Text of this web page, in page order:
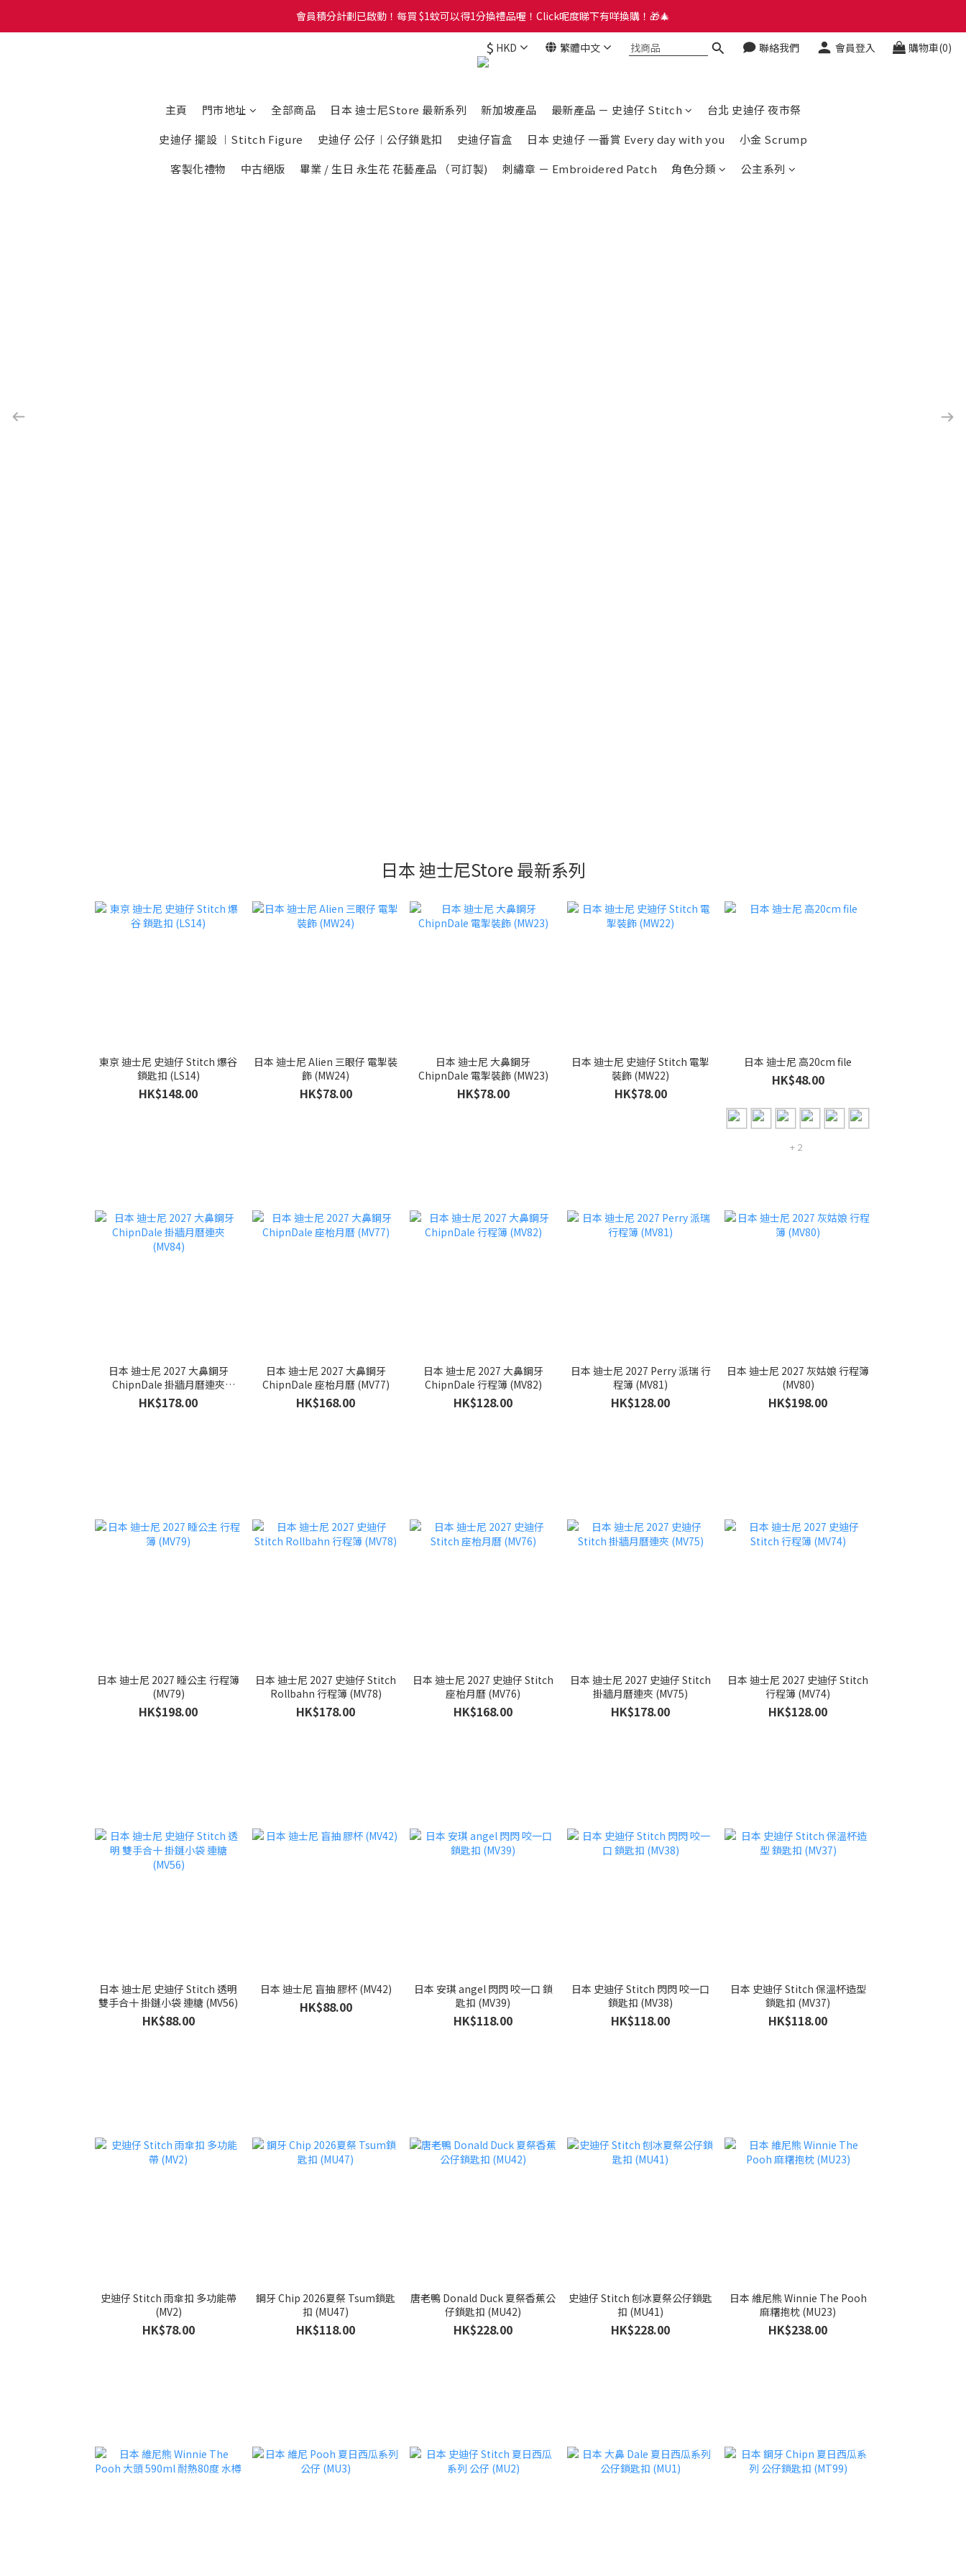
會員積分計劃已啟動！每買 $1蚊可以得1分換禮品喔！Click呢度睇下有咩換購！🎁🎄
會員積分計劃已啟動！每買 $1蚊可以得1分換禮品喔！Click呢度睇下有咩換購！🎁🎄
我地有Whatsapp Group，歡迎加入Whatsapp Group睇最新資訊及落單呀。Click呢度直接入Whatsapp Group
$ HKD 繁體中文 聯絡我們 會員登入 購物車(0)
主頁 門市地址 全部商品 日本 迪士尼Store 最新系列 新加坡產品 最新產品 － 史迪仔 Stitch
台北 史迪仔 夜市祭
史迪仔 擺設 ︱Stitch Figure
史迪仔 公仔︱公仔鎖匙扣 史迪仔盲盒 日本 史迪仔 一番賞 Every day with you
小金 Scrump
客製化禮物
中古絕版 畢業 / 生日 永生花 花藝產品 （可訂製) 刺繡章 － Embroidered Patch 角色分類 公主系列
日本 迪士尼Store 最新系列
東京 迪士尼 史迪仔 Stitch 爆谷
鎖匙扣 (LS14)
HK$148.00
日本 迪士尼 Alien 三眼仔 電掣裝
飾 (MW24)
HK$78.00
日本 迪士尼 大鼻鋼牙
ChipnDale 電掣裝飾 (MW23)
HK$78.00
日本 迪士尼 史迪仔 Stitch 電掣
裝飾 (MW22)
HK$78.00
日本 迪士尼 高20cm file
HK$48.00
+ 2
日本 迪士尼 2027 大鼻鋼牙
ChipnDale 掛牆月曆連夾
(MV84)
HK$178.00
日本 迪士尼 2027 大鼻鋼牙
ChipnDale 座枱月曆 (MV77)
HK$168.00
日本 迪士尼 2027 大鼻鋼牙
ChipnDale 行程簿 (MV82)
HK$128.00
日本 迪士尼 2027 Perry 派瑞 行
程簿 (MV81)
HK$128.00
日本 迪士尼 2027 灰姑娘 行程簿
(MV80)
HK$198.00
日本 迪士尼 2027 睡公主 行程簿
(MV79)
HK$198.00
日本 迪士尼 2027 史迪仔 Stitch
Rollbahn 行程簿 (MV78)
HK$178.00
日本 迪士尼 2027 史迪仔 Stitch
座枱月曆 (MV76)
HK$168.00
日本 迪士尼 2027 史迪仔 Stitch
掛牆月曆連夾 (MV75)
HK$178.00
日本 迪士尼 2027 史迪仔 Stitch
行程簿 (MV74)
HK$128.00
日本 迪士尼 史迪仔 Stitch 透明
雙手合十 掛鏈小袋 連糖 (MV56)
HK$88.00
日本 迪士尼 盲抽 膠杯 (MV42)
HK$88.00
日本 安琪 angel 閃閃 咬一口 鎖
匙扣 (MV39)
HK$118.00
日本 史迪仔 Stitch 閃閃 咬一口
鎖匙扣 (MV38)
HK$118.00
日本 史迪仔 Stitch 保溫杯造型
鎖匙扣 (MV37)
HK$118.00
史迪仔 Stitch 雨傘扣 多功能帶
(MV2)
HK$78.00
鋼牙 Chip 2026夏祭 Tsum鎖匙
扣 (MU47)
HK$118.00
唐老鴨 Donald Duck 夏祭香蕉公
仔鎖匙扣 (MU42)
HK$228.00
史迪仔 Stitch 刨冰夏祭公仔鎖匙
扣 (MU41)
HK$228.00
日本 維尼熊 Winnie The Pooh
麻糬抱枕 (MU23)
HK$238.00